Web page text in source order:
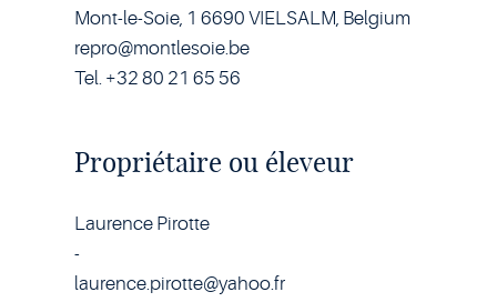
Mont-le-Soie, 1 6690 VIELSALM, Belgium
repro@montlesoie.be
Tel. +32 80 21 65 56
Propriétaire ou éleveur
Laurence Pirotte
-
laurence.pirotte@yahoo.fr